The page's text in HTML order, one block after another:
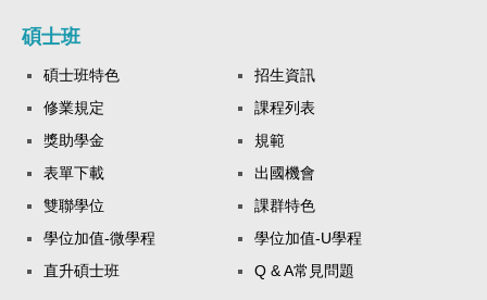
碩士班
碩士班特色
招生資訊
修業規定
課程列表
獎助學金
規範
表單下載
出國機會
雙聯學位
課群特色
學位加值-微學程
學位加值-U學程
直升碩士班
Q & A常見問題